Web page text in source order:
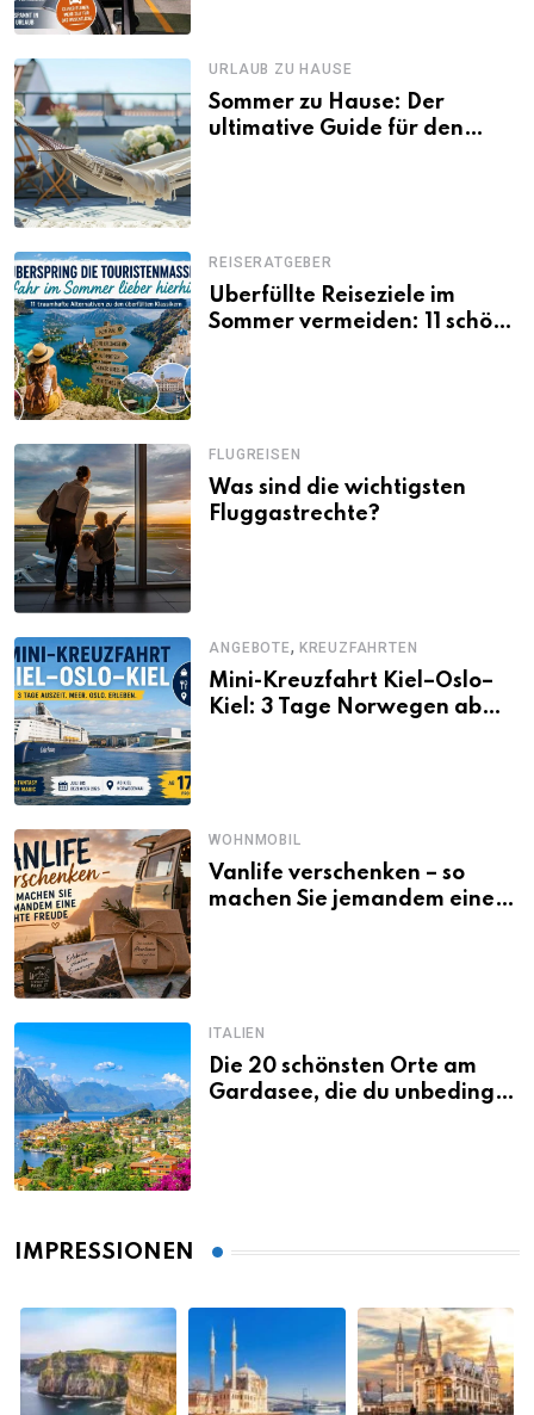
URLAUB ZU HAUSE
Sommer zu Hause: Der
ultimative Guide für den
REISERATGEBER
Überfüllte Reiseziele im
Sommer vermeiden: 11 schöne
FLUGREISEN
Was sind die wichtigsten
Fluggastrechte?
ANGEBOTE, KREUZFAHRTEN
Mini-Kreuzfahrt Kiel–Oslo–
Kiel: 3 Tage Norwegen ab
WOHNMOBIL
Vanlife verschenken – so
machen Sie jemandem eine
ITALIEN
Die 20 schönsten Orte am
Gardasee, die du unbedingt
IMPRESSIONEN